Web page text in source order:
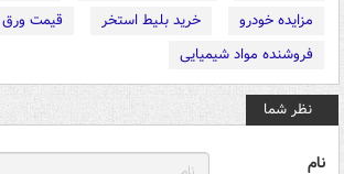
مزایده خودرو
خرید بلیط استخر
قیمت
فروشنده مواد شیمیایی
نظر شما
نام